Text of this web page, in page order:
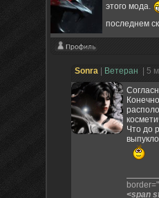
этого мода.
последнем
Sonra Ветеран
| 5
Что до
<span